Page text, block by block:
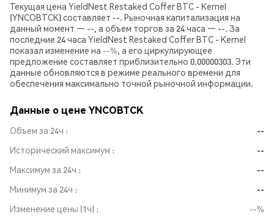
Текущая цена YieldNest Restaked Coffer BTC - Kernel
(YNCOBTCK) составляет --. Рыночная капитализация на
данный момент — --, а объем торгов за 24 часа — --. За
последние 24 часа YieldNest Restaked Coffer BTC - Kernel
показал изменение на --%, а его циркулирующее
предложение составляет приблизительно 0.00000303. Эти
данные обновляются в режиме реального времени для
обеспечения максимально точной рыночной информации.
Данные о цене YNCOBTCK
Объем за 24ч
--
Исторический максимум
--
Максимум за 24ч
--
Минимум за 24ч
--
Изменение цены (1ч)
--%